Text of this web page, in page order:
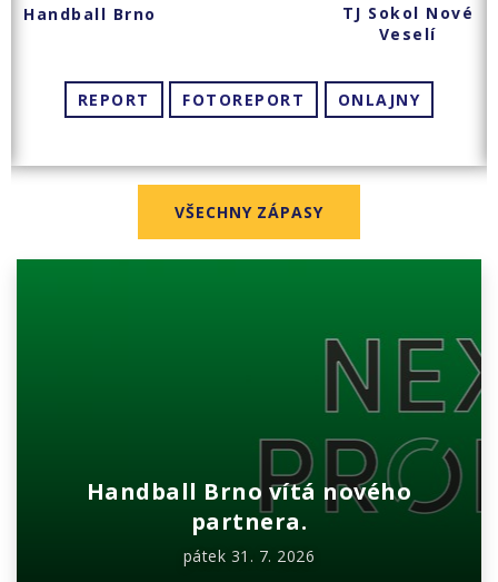
Handball Brno
TJ Sokol Nové
Veselí
REPORT FOTOREPORT ONLAJNY
VŠECHNY ZÁPASY
Handball Brno vítá nového
partnera.
pátek 31. 7. 2026